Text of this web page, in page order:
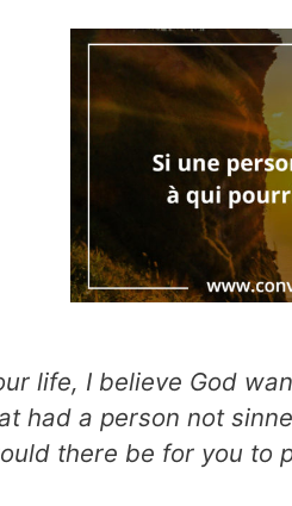
life, I believe God
had a person not
there be for you to